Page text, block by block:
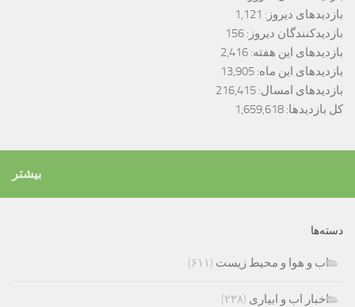
بازدیدهای دیروز: 1,121
بازدیدکنندگان دیروز: 156
بازدیدهای این هفته: 2,416
بازدیدهای این ماه: 13,905
بازدیدهای امسال: 216,415
کل بازدیدها: 1,659,618
بیشتر
دسته‌ها
اب و هوا و محیط زیست (۶۱۱)
اخبار اب و ابیاری (۲۳۸)